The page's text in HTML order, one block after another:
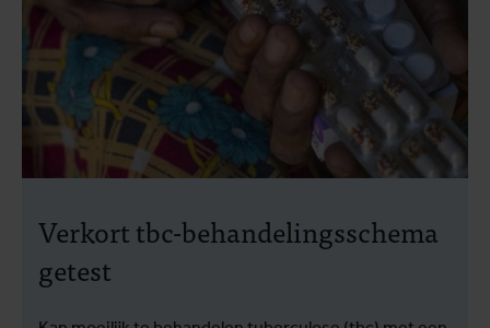
Verkort tbc-behandelingsschema
getest